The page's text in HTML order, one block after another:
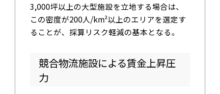
3,000坪以上の大型施設を立地する場合は、
この密度が200人/km²以上のエリアを選定す
ることが、採算リスク軽減の基本となる。
競合物流施設による賃金上昇圧
力